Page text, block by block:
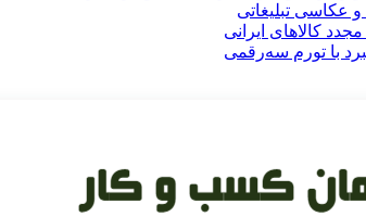
عکاسی تبلیغاتی
کالاهای ایرانی